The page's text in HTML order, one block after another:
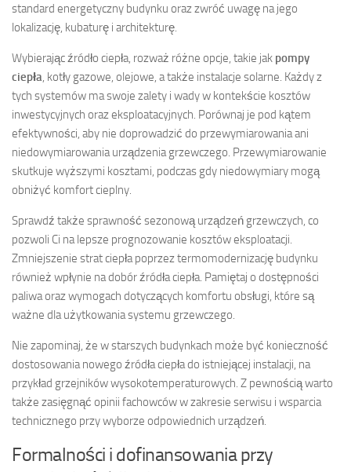
standard energetyczny budynku oraz zwróć uwagę na jego
lokalizację, kubaturę i architekturę.
Wybierając źródło ciepła, rozważ różne opcje, takie jak pompy
ciepła , kotły gazowe, olejowe, a także instalacje solarne. Każdy z
tych systemów ma swoje zalety i wady w kontekście kosztów
inwestycyjnych oraz eksploatacyjnych. Porównaj je pod kątem
efektywności, aby nie doprowadzić do przewymiarowania ani
niedowymiarowania urządzenia grzewczego. Przewymiarowanie
skutkuje wyższymi kosztami, podczas gdy niedowymiary mogą
obniżyć komfort cieplny.
Sprawdź także sprawność sezonową urządzeń grzewczych, co
pozwoli Ci na lepsze prognozowanie kosztów eksploatacji.
Zmniejszenie strat ciepła poprzez termomodernizację budynku
również wpłynie na dobór źródła ciepła. Pamiętaj o dostępności
paliwa oraz wymogach dotyczących komfortu obsługi, które są
ważne dla użytkowania systemu grzewczego.
Nie zapominaj, że w starszych budynkach może być konieczność
dostosowania nowego źródła ciepła do istniejącej instalacji, na
przykład grzejników wysokotemperaturowych. Z pewnością warto
także zasięgnąć opinii fachowców w zakresie serwisu i wsparcia
technicznego przy wyborze odpowiednich urządzeń.
Formalności i dofinansowania przy